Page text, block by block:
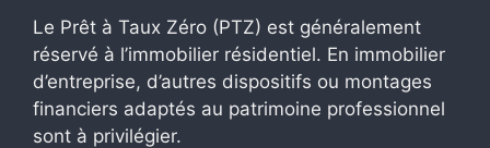
Le Prêt à Taux Zéro (PTZ) est généralement
réservé à l’immobilier résidentiel. En immobilier
d’entreprise, d’autres dispositifs ou montages
financiers adaptés au patrimoine professionnel
sont à privilégier.